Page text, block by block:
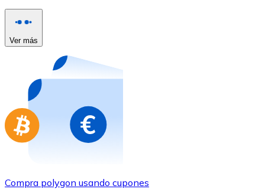
Comprar con tarjeta
Compra tarjetas regalo de tus marcas favoritas con
Ir a la tienda de tarjetas regalo
Ver más
Compra polygon usando cupones